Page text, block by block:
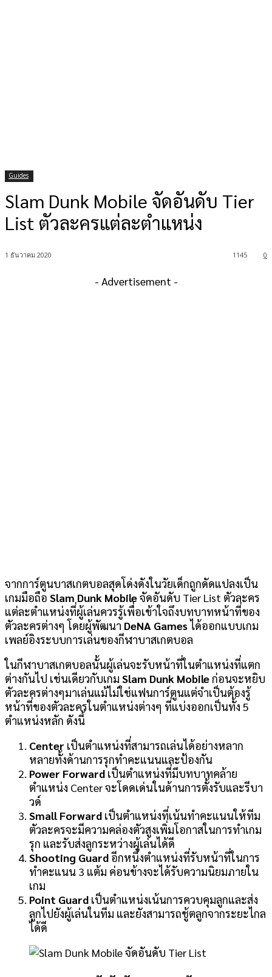
Guides
Slam Dunk Mobile จัดอันดับ Tier
List ตัวละครแต่ละตำแหน่ง
1 ธันวาคม 2020 0
1145
- Advertisement -
จากการ์ตูนบาสเกตบอลสุดโด่งดังในวัยเด็กถูกดัดแปลงเป็น
เกมมือถือ Slam Dunk Mobileจัดอันดับ Tier List ตัวละคร
แต่ละตำแหน่งที่ผู้เล่นควรรู้เพื่อเข้าใจถึงบทบาทหน้าที่ของ
ตัวละครต่างๆ โดยผู้พัฒนา DeNA Gamesได้ออกแบบเกม
เพลย์อิงระบบการเล่นของกีฬาบาสเกตบอล
ในกีฬาบาสเกตบอลนั้นผู้เล่นจะรับหน้าที่ในตำแหน่งที่แตก
ต่างกันไป เช่นเดียวกับเกม Slam Dunk Mobileก่อนจะหยิบ
ตัวละครต่างๆมาเล่นแม้ไม่ใช่แฟนการ์ตูนแต่จำเป็นต้องรู้
หน้าที่ของตัวละครในตำแหน่งต่างๆ ที่แบ่งออกเป็นทั้ง 5
ตำแหน่งหลัก ดังนี้
Center เป็นตำแหน่งที่สามารถเล่นได้อย่างหลาก
หลายทั้งด้านการรุกทำคะแนนและป้องกัน
Power Forward เป็นตำแหน่งที่มีบทบาทคล้าย
ตำแหน่ง Center จะโดดเด่นในด้านการตั้งรับและรีบา
วด์
Small Forward เป็นตำแหน่งที่เน้นทำคะแนนให้ทีม
ตัวละครจะมีความคล่องตัวสูงเพิ่มโอกาสในการทำเกม
รุก และรับส่งลูกระหว่างผู้เล่นได้ดี
Shooting Guardอีกหนึ่งตำแหน่งที่รับหน้าที่ในการ
ทำคะแนน 3 แต้ม ค่อนข้างจะได้รับความนิยมภายใน
เกม
Point Guard เป็นตำแหน่งเน้นการควบคุมลูกและส่ง
ลูกไปยังผู้เล่นในทีม และยังสามารถชู้ตลูกจากระยะไกล
ได้ดี